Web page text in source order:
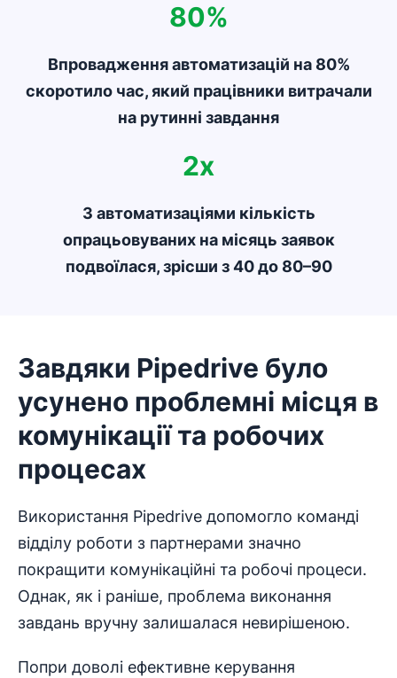
80%
Впровадження автоматизацій на 80%
скоротило час, який працівники витрачали
на рутинні завдання
2x
З автоматизаціями кількість
опрацьовуваних на місяць заявок
подвоїлася, зрісши з 40 до 80–90
Завдяки Pipedrive було
усунено проблемні місця в
комунікації та робочих
процесах
Використання Pipedrive допомогло команді
відділу роботи з партнерами значно
покращити комунікаційні та робочі процеси.
Однак, як і раніше, проблема виконання
завдань вручну залишалася невирішеною.
Попри доволі ефективне керування